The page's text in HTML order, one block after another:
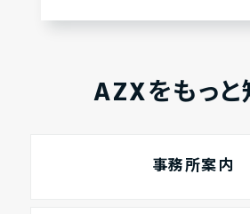
AZXをもっと
事務所案内